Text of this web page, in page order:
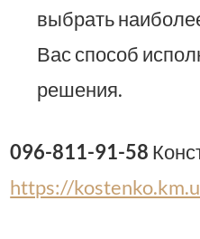
выбрать
Вас способ
решения.
096-811-91-58
https://